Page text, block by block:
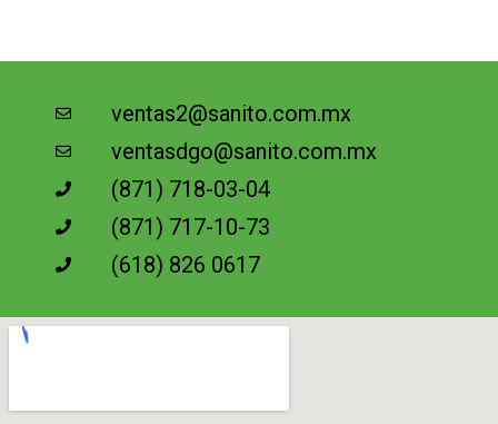
ventas2@sanito.com.mx
ventasdgo@sanito.com.mx
(871) 718-03-04
(871) 717-10-73
(618) 826 0617